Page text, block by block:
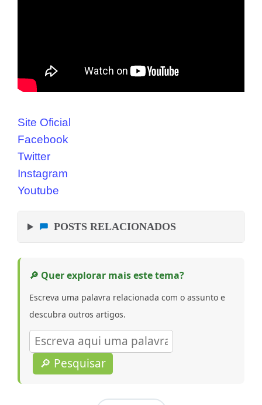
Site Oficial
Facebook
Twitter
Instagram
Youtube
POSTS RELACIONADOS
🔎 Quer explorar mais este tema?
Escreva uma palavra relacionada com o assunto e
descubra outros artigos.
🔎 Pesquisar